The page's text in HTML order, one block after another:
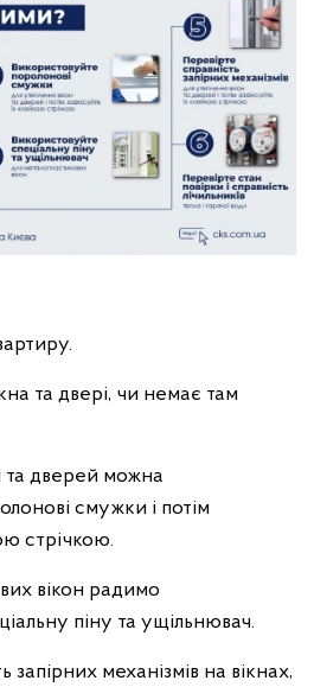
та двері, чи немає там
та дверей можна
смужки і потім
стрічкою.
вікон радимо
піну та ущільнювач.
запірних механізмів на вікнах,